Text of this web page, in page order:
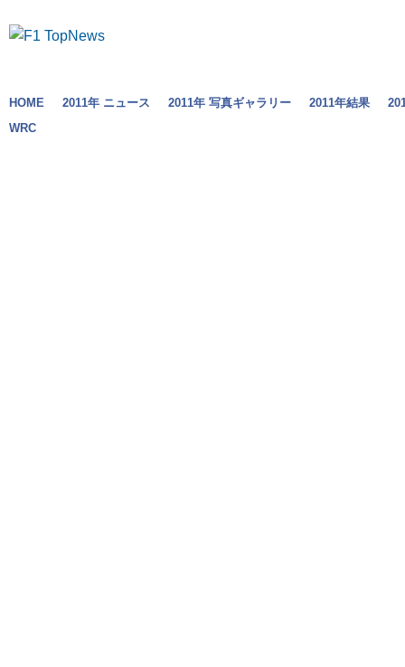
HOME 2011年 ニュース 2011年 写真ギャラリー 2011年結果
WRC